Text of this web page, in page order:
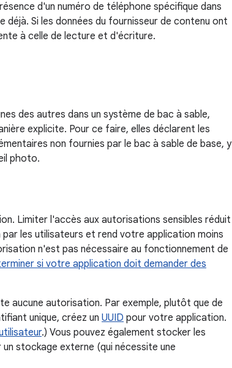
d'un numéro de téléphone spécifique dans
déjà. Si les données du fournisseur de contenu ont
à celle de lecture et d'écriture.
des autres dans un système de bac à sable,
explicite. Pour ce faire, elles déclarent les
non fournies par le bac à sable de base, y
photo.
Limiter l'accès aux autorisations sensibles réduit
les utilisateurs et rend votre application moins
n'est pas nécessaire au fonctionnement de
si votre application doit demander des
aucune autorisation. Par exemple, plutôt que de
unique, créez un UUID pour votre application.
.) Vous pouvez également stocker les
stockage externe (qui nécessite une